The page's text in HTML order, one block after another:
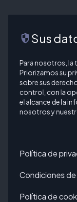
securitySus
Para nosotros, la
Priorizamos su
sobre sus
control, con la
el alcance de la
nosotros y
Política de
Condiciones de
Política de